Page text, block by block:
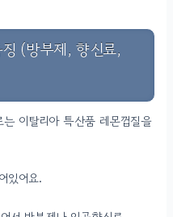
(방부제, 향신료,
는 이탈리아 특산품 레몬껍질을
있어요.